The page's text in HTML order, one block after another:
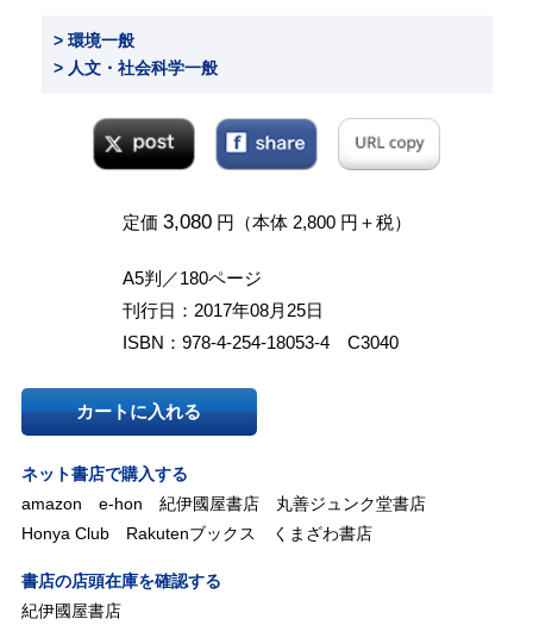
> 環境一般
> 人文・社会科学一般
定価 3,080円（本体 2,800 円＋税）
A5判／180ページ
刊行日：2017年08月25日
ISBN：978-4-254-18053-4 C3040
カートに入れる
ネット書店で購入する
amazon
e-hon 紀伊國屋書店
丸善ジュンク堂書店
Honya Club
Rakutenブックス くまざわ書店
書店の店頭在庫を確認する
紀伊國屋書店